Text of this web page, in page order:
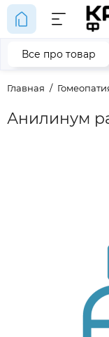
Главная
Анилинум
Все про товар